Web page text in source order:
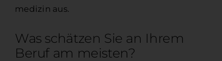
medizin aus.
Was schätzen Sie an Ihrem
Beruf am meisten?